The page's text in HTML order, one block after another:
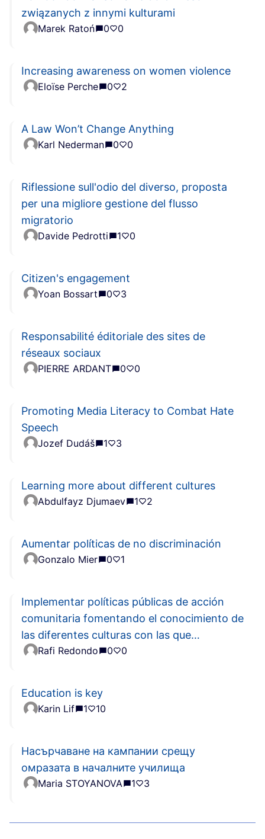
związanych z innymi kulturami
Marek Ratoń 0 0
Increasing awareness on women violence
Eloïse Perche 0 2
A Law Won’t Change Anything
Karl Nederman 0 0
Riflessione sull'odio del diverso, proposta
per una migliore gestione del flusso
migratorio
Davide Pedrotti 1 0
Citizen's engagement
Yoan Bossart 0 3
Responsabilité éditoriale des sites de
réseaux sociaux
PIERRE ARDANT 0 0
Promoting Media Literacy to Combat Hate
Speech
Jozef Dudáš 1 3
Learning more about different cultures
Abdulfayz Djumaev 1 2
Aumentar políticas de no discriminación
Gonzalo Mier 0 1
Implementar políticas públicas de acción
comunitaria fomentando el conocimiento de
las diferentes culturas con las que
convivimos.
Rafi Redondo 0 0
Education is key
Karin Lif 1 10
Насърчаване на кампании срещу
омразата в началните училища
Maria STOYANOVA 1 3